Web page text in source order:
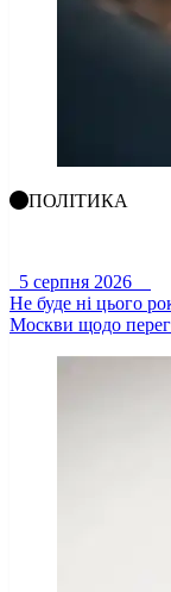
ПОЛІТИКА
5 серпня 2026
Не буде ні цього
Москви щодо